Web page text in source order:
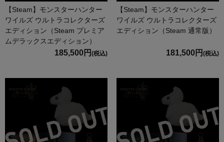
【Steam】モンスターハンター
ワイルズ ウルトラコレクターズ
エディション（Steam プレミア
ムデラックスエディション）
185,500円 (税込)
【Steam】モンスターハンター
ワイルズ ウルトラコレクターズ
エディション（Steam 通常版）
181,500円 (税込)